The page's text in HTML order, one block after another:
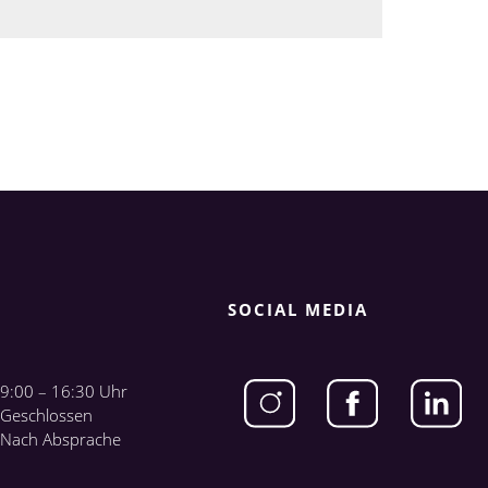
9:00 – 16:30 Uhr
Geschlossen
Nach Absprache
SOCIAL MEDIA